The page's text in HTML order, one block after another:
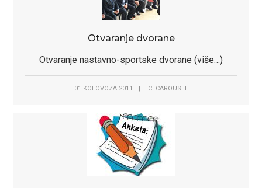
Otvaranje dvorane
Otvaranje nastavno-sportske dvorane (više…)
01 KOLOVOZA 2011 ICECAROUSEL